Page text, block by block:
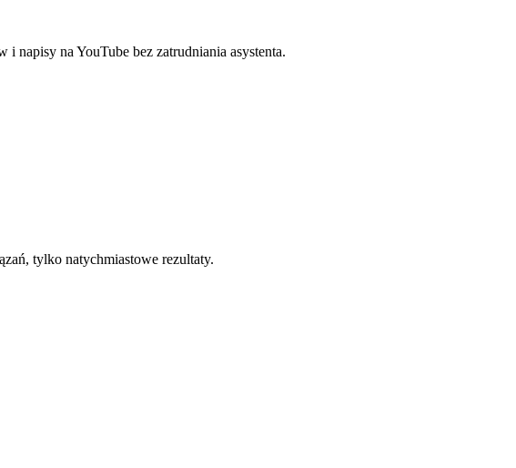
napisy na YouTube bez zatrudniania asystenta.
tylko natychmiastowe rezultaty.